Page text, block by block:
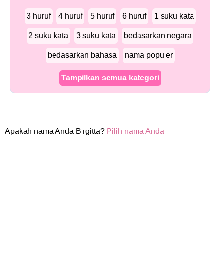
3 huruf 4 huruf 5 huruf 6 huruf 1 suku kata
2 suku kata 3 suku kata bedasarkan negara
bedasarkan bahasa nama populer
Tampilkan semua kategori
Apakah nama Anda Birgitta? Pilih nama Anda